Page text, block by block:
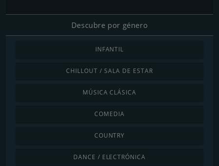
Descubre por género
INFANTIL
CHILLOUT / SALA DE ESTAR
MÚSICA CLÁSICA
COMEDIA
COUNTRY
DANCE / ELECTRÓNICA